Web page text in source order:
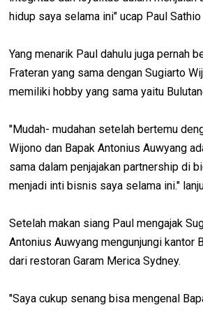
hidup saya selama ini" ucap Paul Sathio
Yang menarik Paul dahulu juga pernah
Frateran yang sama dengan Sugiarto
memiliki hobby yang sama yaitu
"Mudah- mudahan setelah bertemu
Wijono dan Bapak Antonius Auwyang
sama dalam penjajakan partnership di
menjadi inti bisnis saya selama ini."
Setelah makan siang Paul mengajak
Antonius Auwyang mengunjungi kantor
dari restoran Garam Merica Sydney.
"Saya cukup senang bisa mengenal